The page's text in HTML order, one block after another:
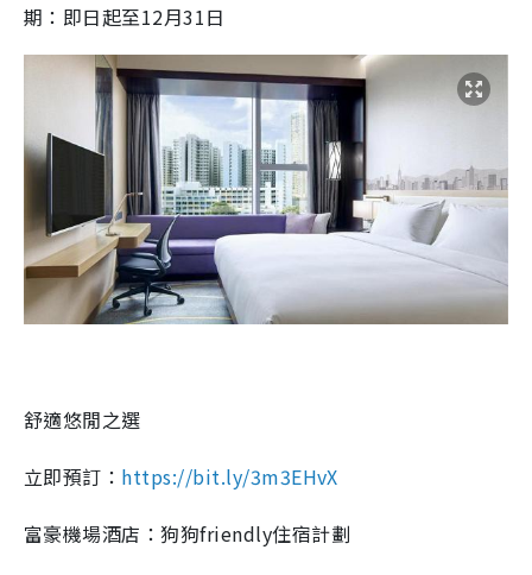
期：即日起至12月31日
舒適悠閒之選
立即預訂： https://bit.ly/3m3EHvX
富豪機場酒店：狗狗friendly住宿計劃